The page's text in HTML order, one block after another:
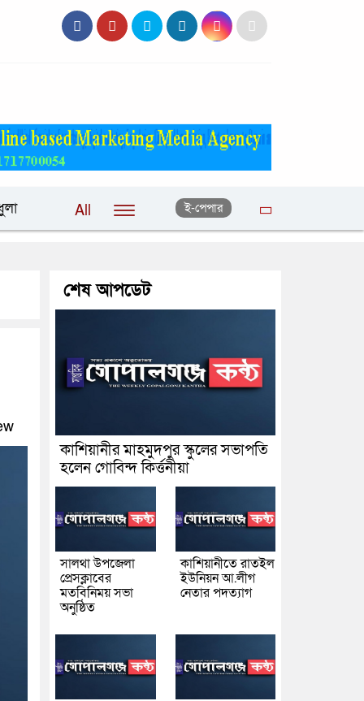
All ই-পেপার
শেষ আপডেট
কাশিয়ানীর মাহমুদপুর স্কুলের সভাপতি
হলেন গোবিন্দ কির্ত্তনীয়া
সালথা উপজেলা
প্রেসক্লাবের
মতবিনিময় সভা
অনুষ্ঠিত
কাশিয়ানীতে রাতইল
ইউনিয়ন আ.লীগ
নেতার পদত্যাগ